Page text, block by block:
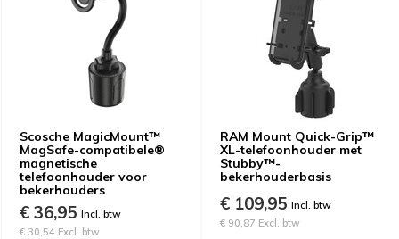
Scosche MagicMount™
MagSafe-compatibele®
magnetische
telefoonhouder voor
bekerhouders
€ 36,95 Incl. btw
€ 30,54 Excl. btw
RAM Mount Quick-Grip™
XL-telefoonhouder met
Stubby™-
bekerhouderbasis
€ 109,95 Incl. btw
€ 90,87 Excl. btw